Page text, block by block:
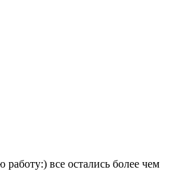
все остались более чем